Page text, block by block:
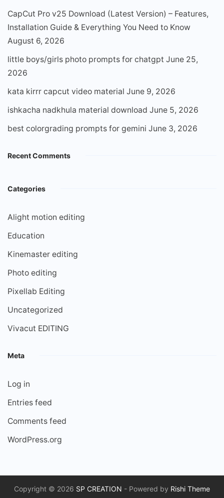
CapCut Pro v25 Download (Latest Version) – Features,
Installation Guide & Everything You Need to Know
August 6, 2026
little boys/girls photo prompts for chatgpt June 25,
2026
kata kirrr capcut video material June 9, 2026
ishkacha nadkhula material download June 5, 2026
best colorgrading prompts for gemini June 3, 2026
Recent Comments
Categories
Alight motion editing
Education
Kinemaster editing
Photo editing
Pixellab Editing
Uncategorized
Vivacut EDITING
Meta
Log in
Entries feed
Comments feed
WordPress.org
Copyright © 2026 SP CREATION - Powered by Rishi Theme